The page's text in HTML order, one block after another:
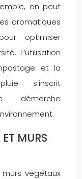
on peut
aromatiques
optimiser
L’utilisation
et la
s’inscrit
démarche
MURS
végétaux